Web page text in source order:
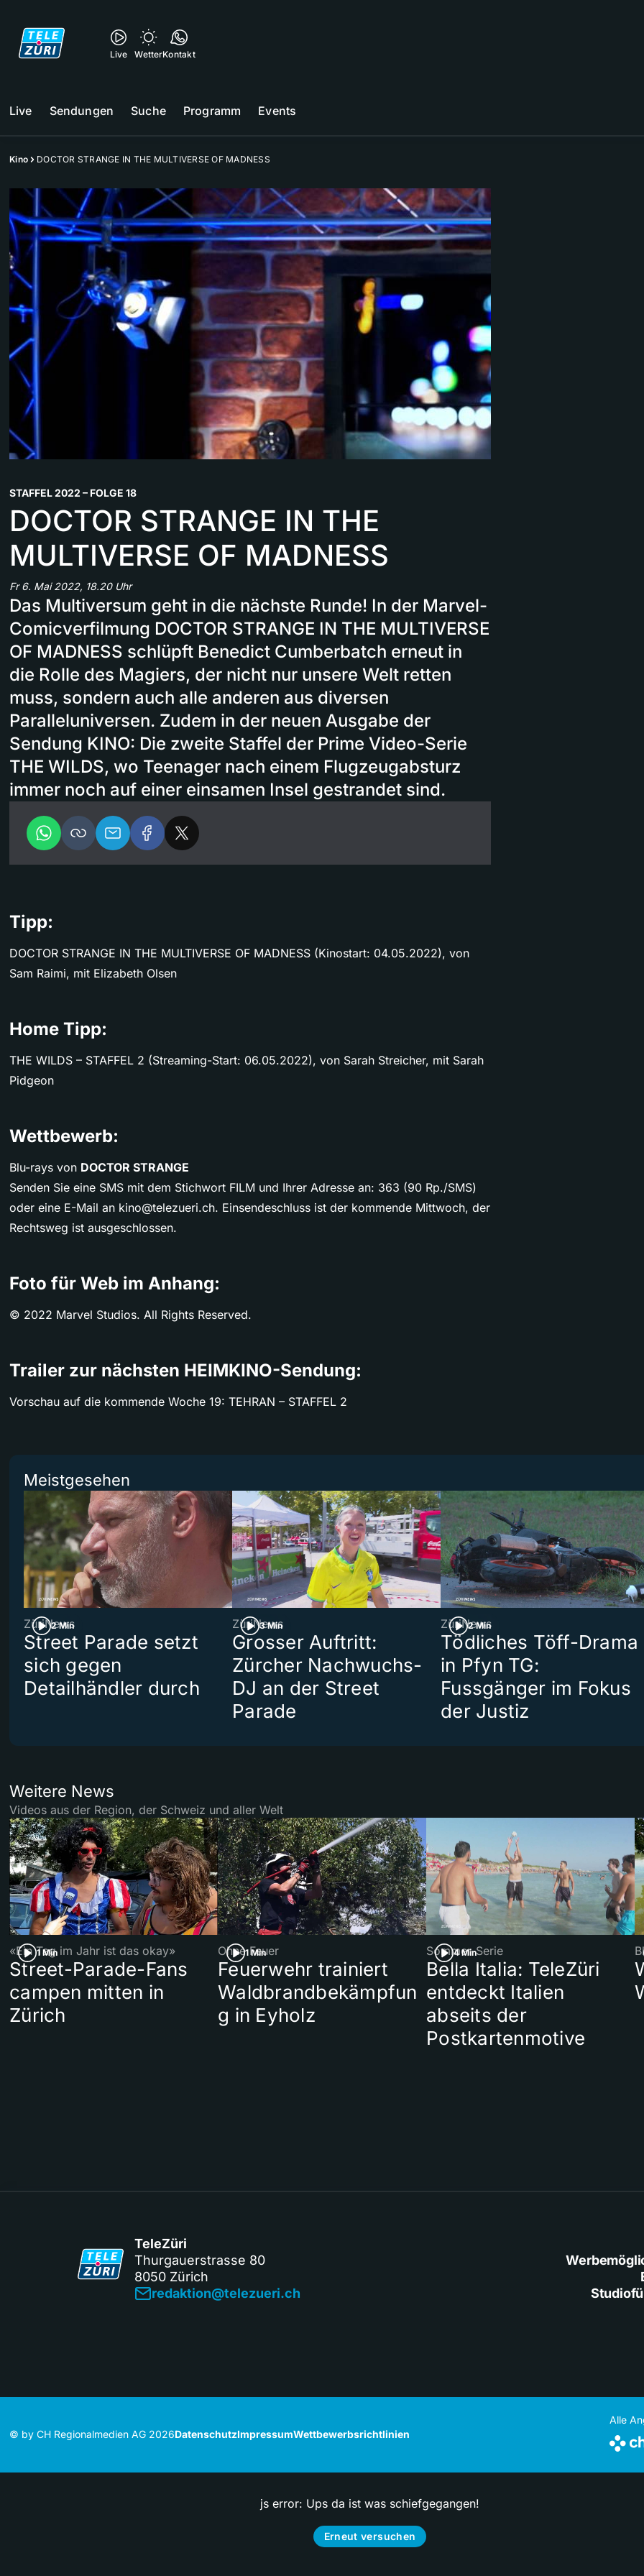
Live WetterKontakt
Live Sendungen Suche Programm Events
Kino DOCTOR STRANGE IN THE MULTIVERSE OF MADNESS
STAFFEL 2022 – FOLGE 18
DOCTOR STRANGE IN THE
MULTIVERSE OF MADNESS
Fr 6. Mai 2022, 18.20 Uhr
Das Multiversum geht in die nächste Runde! In der Marvel-
Comicverfilmung DOCTOR STRANGE IN THE MULTIVERSE
OF MADNESS schlüpft Benedict Cumberbatch erneut in
die Rolle des Magiers, der nicht nur unsere Welt retten
muss, sondern auch alle anderen aus diversen
Paralleluniversen. Zudem in der neuen Ausgabe der
Sendung KINO: Die zweite Staffel der Prime Video-Serie
THE WILDS, wo Teenager nach einem Flugzeugabsturz
immer noch auf einer einsamen Insel gestrandet sind.
Tipp:
DOCTOR STRANGE IN THE MULTIVERSE OF MADNESS (Kinostart: 04.05.2022), von
Sam Raimi, mit Elizabeth Olsen
Home Tipp:
THE WILDS – STAFFEL 2 (Streaming-Start: 06.05.2022), von Sarah Streicher, mit Sarah
Pidgeon
Wettbewerb:
Blu-rays von DOCTOR STRANGE
Senden Sie eine SMS mit dem Stichwort FILM und Ihrer Adresse an: 363 (90 Rp./SMS)
oder eine E-Mail an kino@telezueri.ch. Einsendeschluss ist der kommende Mittwoch, der
Rechtsweg ist ausgeschlossen.
Foto für Web im Anhang:
© 2022 Marvel Studios. All Rights Reserved.
Trailer zur nächsten HEIMKINO-Sendung:
Vorschau auf die kommende Woche 19: TEHRAN – STAFFEL 2
Meistgesehen
2 Min
ZüriNews
Street Parade setzt
sich gegen
Detailhändler durch
3 Min
ZüriNews
Grosser Auftritt:
Zürcher Nachwuchs-
DJ an der Street
Parade
2 Min
ZüriNews
Tödliches Töff-Drama
in Pfyn TG:
Fussgänger im Fokus
der Justiz
Weitere News
Videos aus der Region, der Schweiz und aller Welt
1 Min
«Ein Tag im Jahr ist das okay»
Street-Parade-Fans
campen mitten in
Zürich
1 Min
Ohne Feuer
Feuerwehr trainiert
Waldbrandbekämpfun
g in Eyholz
4 Min
Sommer-Serie
Bella Italia: TeleZüri
entdeckt Italien
abseits der
Postkartenmotive
TeleZüri
Thurgauerstrasse 80
8050 Zürich
redaktion@telezueri.ch
© by CH Regionalmedien AG 2026DatenschutzImpressumWettbewerbsrichtlinien
Alle
js error: Ups da ist was schiefgegangen!
Erneut versuchen